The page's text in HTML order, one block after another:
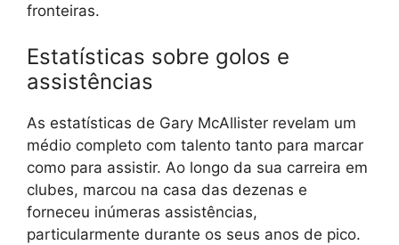
fronteiras.
Estatísticas sobre golos e
assistências
As estatísticas de Gary McAllister revelam um
médio completo com talento tanto para marcar
como para assistir. Ao longo da sua carreira em
clubes, marcou na casa das dezenas e
forneceu inúmeras assistências,
particularmente durante os seus anos de pico.